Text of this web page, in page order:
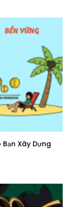
Bạn Xây Dựng